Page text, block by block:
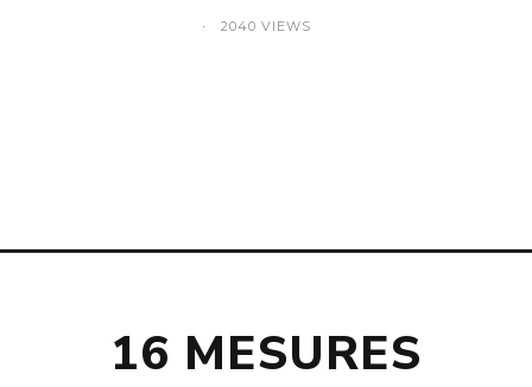
2040 VIEWS
16 MESURES